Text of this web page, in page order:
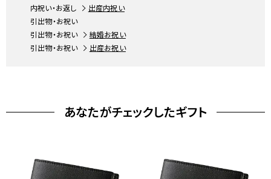
内祝い・お返し
出産内祝い
引出物・お祝い
引出物・お祝い
結婚お祝い
引出物・お祝い
出産お祝い
あなたがチェックしたギフト